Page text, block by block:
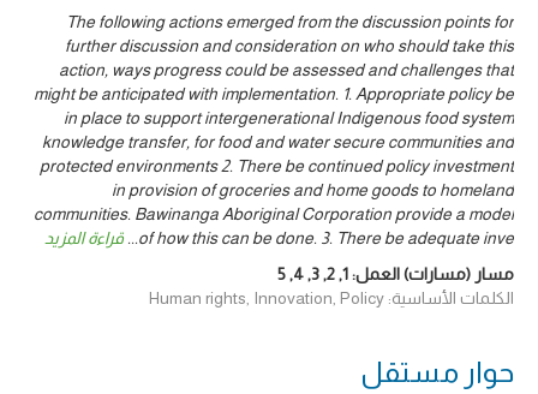
The following actions emerged from the discussion points for
further discussion and consideration on who should take this
action, ways progress could be assessed and challenges that
might be anticipated with implementation. 1. Appropriate policy be
in place to support intergenerational Indigenous food system
knowledge transfer, for food and water secure communities and
protected environments 2. There be continued policy investment
in provision of groceries and home goods to homeland
communities. Bawinanga Aboriginal Corporation provide a model
of how this can be done. 3. There be adequate inve
... قراءة المزيد
مسار (مسارات) العمل:1
,
2
,
3
,
4
,
5
الكلمات الأساسية: Human rights, Innovation, Policy
حوار ‎مستقل